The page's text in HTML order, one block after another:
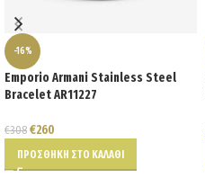
-16%
Emporio Armani Stainless Steel
Bracelet AR11227
€308 €260
ΠΡΟΣΘΉΚΗ ΣΤΟ ΚΑΛΆΘΙ